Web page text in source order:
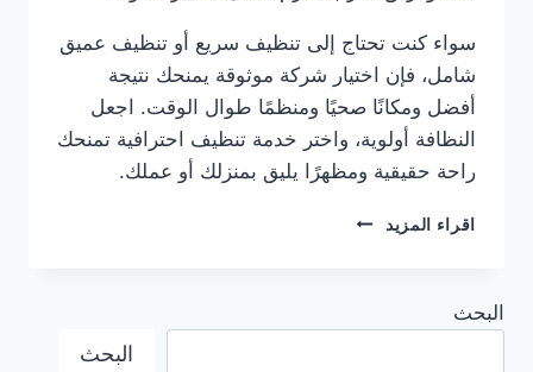
سواء كنت تحتاج إلى تنظيف سريع أو تنظيف عميق
شامل، فإن اختيار شركة موثوقة يمنحك نتيجة
أفضل ومكانًا صحيًا ومنظمًا طوال الوقت. اجعل
النظافة أولوية، واختر خدمة تنظيف احترافية تمنحك
راحة حقيقية ومظهرًا يليق بمنزلك أو عملك.
اقراء المزيد
تنظيف
البحث
البحث